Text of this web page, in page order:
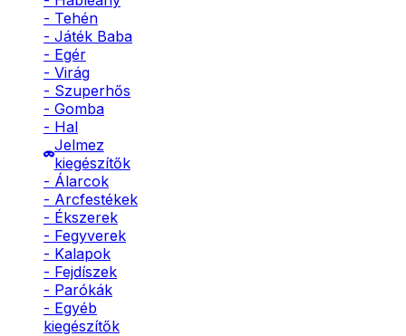
- Tehén
- Játék Baba
- Egér
- Virág
- Szuperhős
- Gomba
- Hal
Jelmez
kiegészítők
- Álarcok
- Arcfestékek
- Ékszerek
- Fegyverek
- Kalapok
- Fejdíszek
- Parókák
- Egyéb
kiegészítők